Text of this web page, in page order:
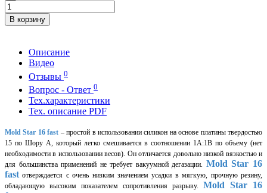
В корзину
Описание
Видео
Отзывы 0
Вопрос - Ответ 0
Тех.характеристики
Тех. описание PDF
Mold Star 16 fast – простой в использовании силикон на основе платины твердостью
15 по Шору А, который легко смешивается в соотношении 1А:1В по объему (нет
необходимости в использовании весов). Он отличается довольно низкой вязкостью и
для большинства применений не требует вакуумной дегазации. Mold Star 16
fastотверждается с очень низким значением усадки в мягкую, прочную резину,
обладающую высоким показателем сопротивления разрыву. Mold Star 16